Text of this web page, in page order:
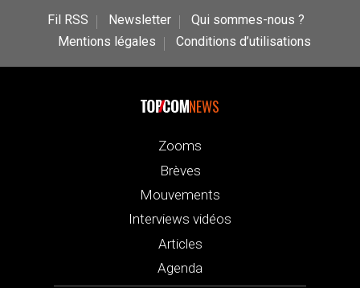
Fil RSS Newsletter
Qui sommes-nous ?
Mentions légales
Conditions d’utilisations
NEWS
Zooms
Brèves
Mouvements
Interviews vidéos
Articles
Agenda